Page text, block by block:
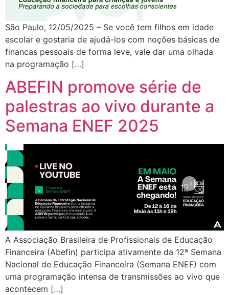
São Paulo, 12/05/2025 – Se você tem filhos em idade
escolar e gostaria de ajudá-los com noções básicas de
financas pessoais de forma leve, vale dar uma olhada
na programação […]
ABEFIN promove série de
palestras ao vivo durante a
Semana ENEF 2025
A Associação Brasileira de Profissionais de Educação
Financeira (Abefin) participa ativamente da 12ª Semana
Nacional de Educação Financeira (Semana ENEF) com
uma programação intensa de transmissões ao vivo que
acontecem […]